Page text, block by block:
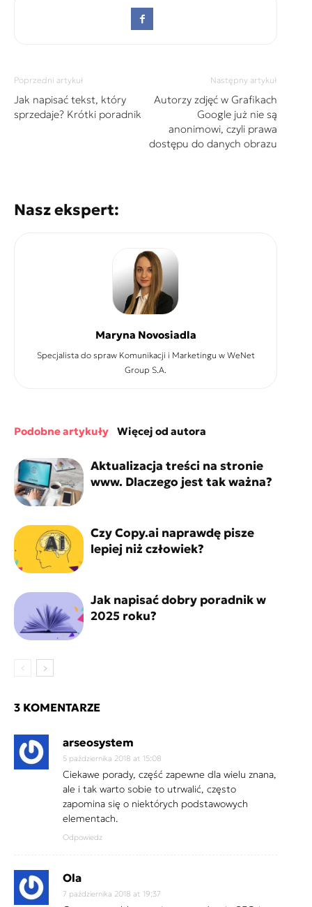
Poprzedni artykuł
Jak napisać tekst, który
sprzedaje? Krótki poradnik
Następny artykuł
Autorzy zdjęć w Grafikach
Google już nie są
anonimowi, czyli prawa
dostępu do danych obrazu
Nasz ekspert:
Maryna Novosiadla
Specjalista do spraw Komunikacji i Marketingu w WeNet
Group S.A.
podobne artykuły więcej od autora
Aktualizacja treści na stronie
www. Dlaczego jest tak ważna?
Czy Copy.ai naprawdę pisze
lepiej niż człowiek?
Jak napisać dobry poradnik w
2025 roku?
3 KOMENTARZE
arseosystem
5 października 2018 at 15:08
Ciekawe porady, część zapewne dla wielu znana,
ale i tak warto sobie to utrwalić, często
zapomina się o niektórych podstawowych
elementach.
Odpowiedz
Ola
7 października 2018 at 19:37